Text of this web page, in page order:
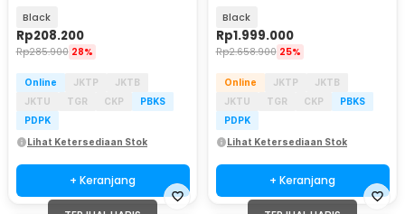
Black
Rp208.200
Rp285.900 28%
Online JKTP
JKTB
JKTU
TGR CKP
PBKS
PDPK
Lihat Ketersediaan Stok
+ Keranjang
Black
Rp1.999.000
Rp2.658.900 25%
Online JKTP
JKTB
JKTU
TGR CKP
PBKS
PDPK
Lihat Ketersediaan Stok
+ Keranjang